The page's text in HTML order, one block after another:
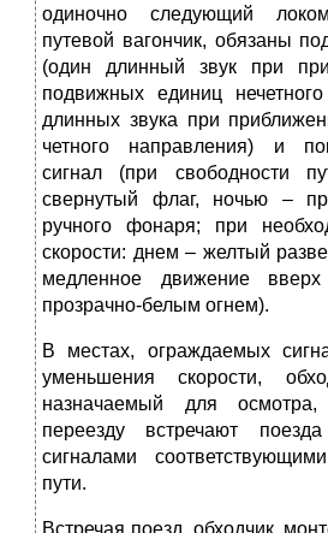
одиночно следующий
путевой вагончик, обязаны
(один длинный звук при
подвижных единиц
длинных звука при
четного направления) и
сигнал (при свободности
свернутый флаг, ночью –
ручного фонаря; при
скорости: днем – желтый
медленное движение
прозрачно-белым огнем).
В местах, ограждаемых
уменьшения скорости,
назначаемый для
переезду встречают
сигналами
пути.